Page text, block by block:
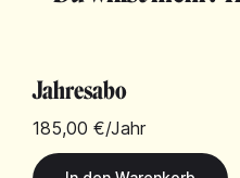
Jahresabo
185,00 €/Jahr